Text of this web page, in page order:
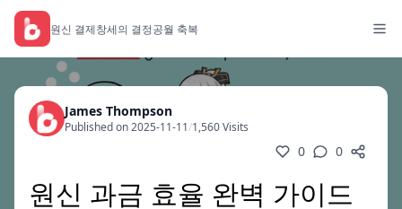
원신 결제창세의 결정공월 축복
James Thompson
Published on 2025-11-11/1,560 Visits
0 0
원신 과금 효율 완벽 가이드